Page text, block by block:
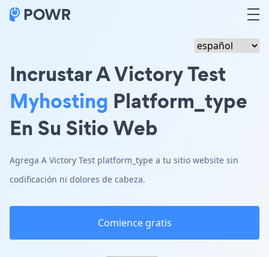
Incrustar A Victory Test
Myhosting Platform_type
En Su Sitio Web
Agrega A Victory Test platform_type a tu sitio website sin
codificación ni dolores de cabeza.
Comience gratis